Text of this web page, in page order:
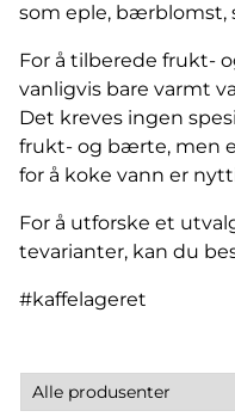
som eple, bærblomst,
For å tilberede frukt-
vanligvis bare varmt
Det kreves ingen
frukt- og bærte, men
for å koke vann er
For å utforske et
tevarianter, kan du
#kaffelageret